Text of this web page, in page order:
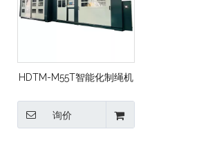
HDTM-M55T智能化制绳机
询价